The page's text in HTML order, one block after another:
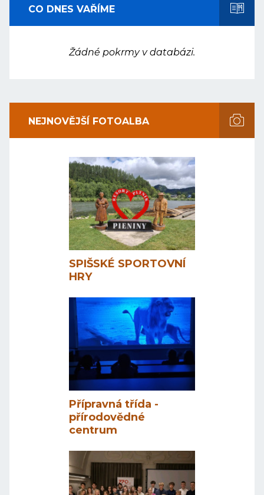
CO DNES VAŘÍME
Žádné pokrmy v databázi.
NEJNOVĚJŠÍ FOTOALBA
SPIŠSKÉ SPORTOVNÍ
HRY
Přípravná třída -
přírodovědné
centrum